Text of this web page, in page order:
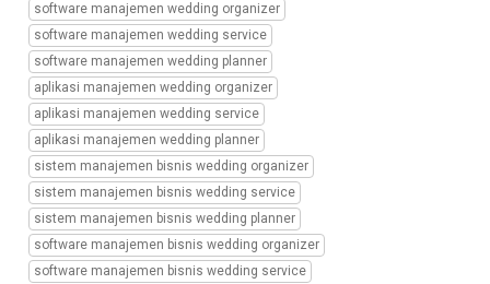
software manajemen wedding organizer
software manajemen wedding service
software manajemen wedding planner
aplikasi manajemen wedding organizer
aplikasi manajemen wedding service
aplikasi manajemen wedding planner
sistem manajemen bisnis wedding organizer
sistem manajemen bisnis wedding service
sistem manajemen bisnis wedding planner
software manajemen bisnis wedding organizer
software manajemen bisnis wedding service
digital
manajemen
bisnis
wedding
planner,
transformasi
digital
manajemen
perusahaan
wedding
organizer,
transformasi
digital